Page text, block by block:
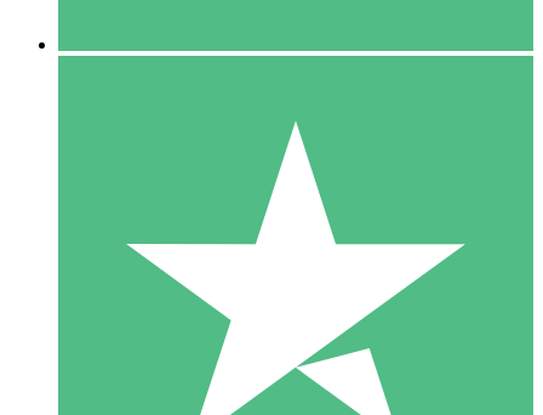
US$1500
10 Download
20